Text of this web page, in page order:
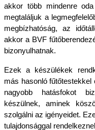
akkor több mindenre
megtaláljuk a
megbízhatóság, az
akkor a BVF
bizonyulhatnak.
Ezek a készülékek
más hasonló fűtőtestekkel
nagyobb hatásfokot
készülnek, aminek
szolgálni az igényeidet.
tulajdonsággal